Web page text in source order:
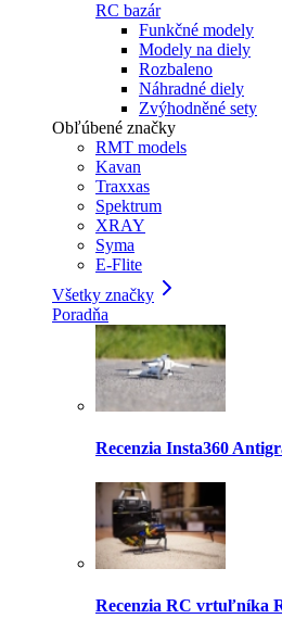
RC bazár
Funkčné modely
Modely na diely
Rozbaleno
Náhradné diely
Zvýhodněné sety
Obľúbené značky
RMT models
Kavan
Traxxas
Spektrum
XRAY
Syma
E-Flite
Všetky značky
Poradňa
Recenzia Insta360
Recenzia RC vrtuľníka